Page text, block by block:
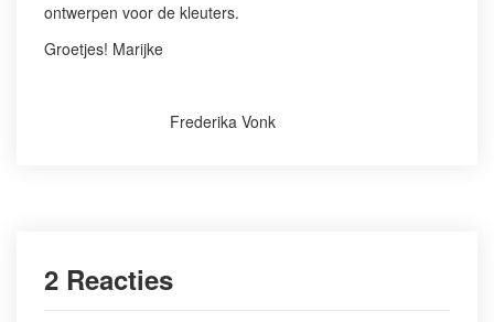
ontwerpen voor de kleuters.
Groetjes! Marijke
Frederika Vonk
2 Reacties